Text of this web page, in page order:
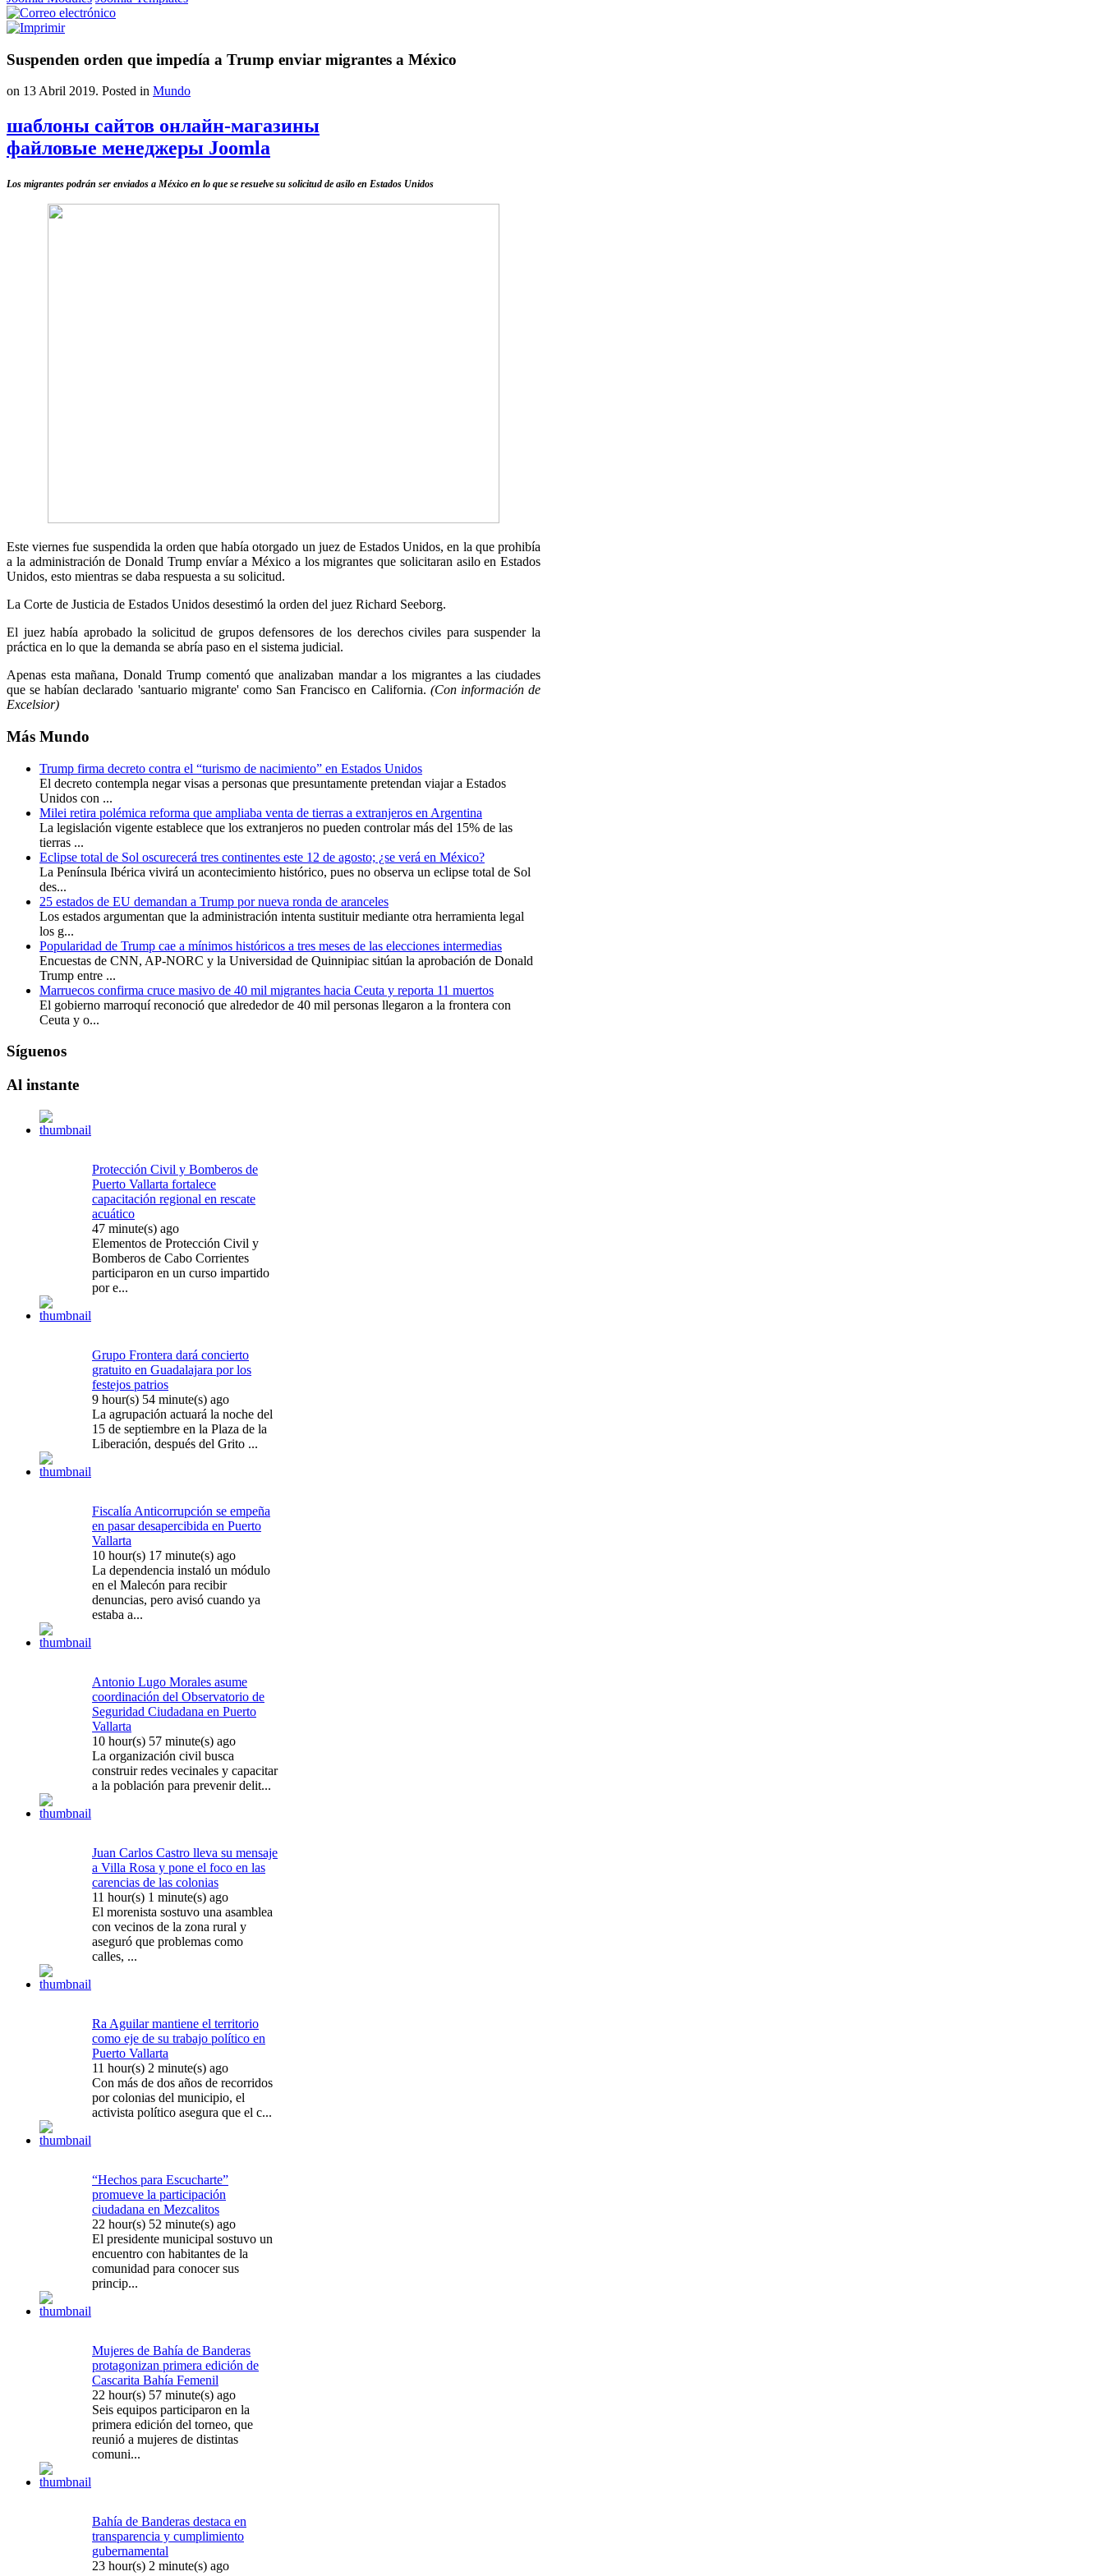
Suspenden orden que impedía a Trump enviar migrantes a México
on 13 Abril 2019. Posted in Mundo
шаблоны сайтов онлайн-магазины
файловые менеджеры Joomla
Los migrantes podrán ser enviados a México en lo que se resuelve su solicitud de asilo en Estados Unidos
Este viernes fue suspendida la orden que había otorgado un juez de Estados Unidos, en la que prohibía
a la administración de Donald Trump envíar a México a los migrantes que solicitaran asilo en Estados
Unidos, esto mientras se daba respuesta a su solicitud.
La Corte de Justicia de Estados Unidos desestimó la orden del juez Richard Seeborg.
El juez había aprobado la solicitud de grupos defensores de los derechos civiles para suspender la
práctica en lo que la demanda se abría paso en el sistema judicial.
Apenas esta mañana, Donald Trump comentó que analizaban mandar a los migrantes a las ciudades
que se habían declarado 'santuario migrante' como San Francisco en California. (Con información de
Excelsior)
Más Mundo
Trump firma decreto contra el “turismo de nacimiento” en Estados Unidos
El decreto contempla negar visas a personas que presuntamente pretendan viajar a Estados
Unidos con ...
Milei retira polémica reforma que ampliaba venta de tierras a extranjeros en Argentina
La legislación vigente establece que los extranjeros no pueden controlar más del 15% de las
tierras ...
Eclipse total de Sol oscurecerá tres continentes este 12 de agosto; ¿se verá en México?
La Península Ibérica vivirá un acontecimiento histórico, pues no observa un eclipse total de Sol
des...
25 estados de EU demandan a Trump por nueva ronda de aranceles
Los estados argumentan que la administración intenta sustituir mediante otra herramienta legal
los g...
Popularidad de Trump cae a mínimos históricos a tres meses de las elecciones intermedias
Encuestas de CNN, AP-NORC y la Universidad de Quinnipiac sitúan la aprobación de Donald
Trump entre ...
Marruecos confirma cruce masivo de 40 mil migrantes hacia Ceuta y reporta 11 muertos
El gobierno marroquí reconoció que alrededor de 40 mil personas llegaron a la frontera con
Ceuta y o...
Síguenos
Al instante
Protección Civil y Bomberos de
Puerto Vallarta fortalece
capacitación regional en rescate
acuático
47 minute(s) ago
Elementos de Protección Civil y
Bomberos de Cabo Corrientes
participaron en un curso impartido
por e...
Grupo Frontera dará concierto
gratuito en Guadalajara por los
festejos patrios
9 hour(s) 54 minute(s) ago
La agrupación actuará la noche del
15 de septiembre en la Plaza de la
Liberación, después del Grito ...
Fiscalía Anticorrupción se empeña
en pasar desapercibida en Puerto
Vallarta
10 hour(s) 17 minute(s) ago
La dependencia instaló un módulo
en el Malecón para recibir
denuncias, pero avisó cuando ya
estaba a...
Antonio Lugo Morales asume
coordinación del Observatorio de
Seguridad Ciudadana en Puerto
Vallarta
10 hour(s) 57 minute(s) ago
La organización civil busca
construir redes vecinales y capacitar
a la población para prevenir delit...
Juan Carlos Castro lleva su mensaje
a Villa Rosa y pone el foco en las
carencias de las colonias
11 hour(s) 1 minute(s) ago
El morenista sostuvo una asamblea
con vecinos de la zona rural y
aseguró que problemas como
calles, ...
Ra Aguilar mantiene el territorio
como eje de su trabajo político en
Puerto Vallarta
11 hour(s) 2 minute(s) ago
Con más de dos años de recorridos
por colonias del municipio, el
activista político asegura que el c...
“Hechos para Escucharte”
promueve la participación
ciudadana en Mezcalitos
22 hour(s) 52 minute(s) ago
El presidente municipal sostuvo un
encuentro con habitantes de la
comunidad para conocer sus
princip...
Mujeres de Bahía de Banderas
protagonizan primera edición de
Cascarita Bahía Femenil
22 hour(s) 57 minute(s) ago
Seis equipos participaron en la
primera edición del torneo, que
reunió a mujeres de distintas
comuni...
Bahía de Banderas destaca en
transparencia y cumplimiento
gubernamental
23 hour(s) 2 minute(s) ago